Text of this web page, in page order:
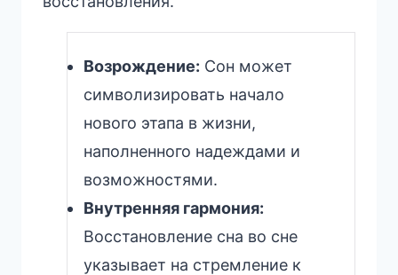
Возрождение: Сон может
символизировать начало
нового этапа в жизни,
наполненного надеждами и
возможностями.
Внутренняя гармония:
Восстановление сна во сне
указывает на стремление к